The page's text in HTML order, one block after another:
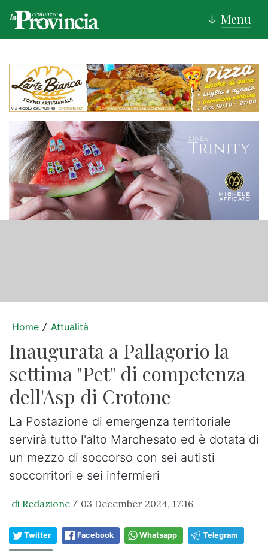
↓ Menu
Home / Attualità
Inaugurata a Pallagorio la
settima "Pet" di competenza
dell'Asp di Crotone
La Postazione di emergenza territoriale
servirà tutto l'alto Marchesato ed è dotata di
un mezzo di soccorso con sei autisti
soccorritori e sei infermieri
di Redazione / 03 December 2024, 17:16
Twitter Facebook Whatsapp Telegram